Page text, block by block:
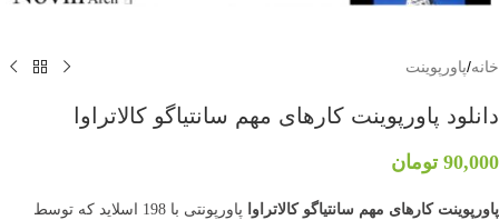
خانه/پاورپوینت
دانلود پاورپوینت کارهای مهم سانتیاگو کالاتراوا
90,000 تومان
پاورپوینت کارهای مهم سانتیاگو کالاتراوا پاورپونتی با 198 اسلاید که توسط